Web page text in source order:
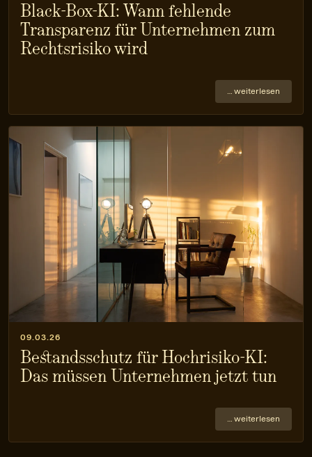
Black-Box-KI: Wann fehlende
Transparenz für Unternehmen zum
Rechtsrisiko wird
… weiterlesen
09.03.26
Bestandsschutz für Hochrisiko‑KI:
Das müssen Unternehmen jetzt tun
… weiterlesen